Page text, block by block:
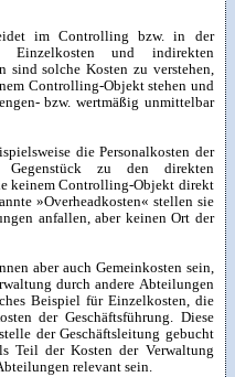
im Controlling bzw. in der
Einzelkosten und indirekten
sind solche Kosten zu verstehen,
Controlling-Objekt stehen und
bzw. wertmäßig unmittelbar
die Personalkosten der
Gegenstück zu den direkten
keinem Controlling-Objekt direkt
»Overheadkosten« stellen sie
anfallen, aber keinen Ort der
aber auch Gemeinkosten sein,
durch andere Abteilungen
Beispiel für Einzelkosten, die
der Geschäftsführung. Diese
der Geschäftsleitung gebucht
Teil der Kosten der Verwaltung
relevant sein.